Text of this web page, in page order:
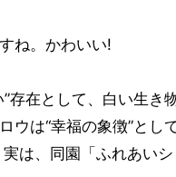
ね。かわいい!
存在として、白い生き
ウは“幸福の象徴”とし
は、同園「ふれあい